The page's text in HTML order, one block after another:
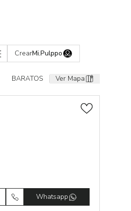
CrearMi.Pulppo
BARATOS Ver Mapa
Whatsapp